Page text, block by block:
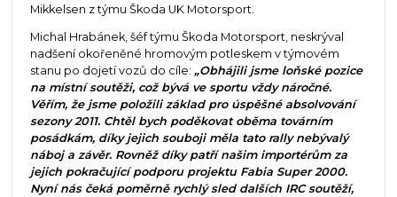
Mikkelsen z týmu Škoda UK Motorsport.
Michal Hrabánek, šéf týmu Škoda Motorsport, neskrýval
nadšení okořeněné hromovým potleskem v týmovém
stanu po dojetí vozů do cíle: „Obhájili jsme loňské pozice
na místní soutěži, což bývá ve sportu vždy náročné.
Věřím, že jsme položili základ pro úspěšné absolvování
sezony 2011. Chtěl bych poděkovat oběma továrním
posádkám, díky jejich souboji měla tato rally nebývalý
náboj a závěr. Rovněž díky patří našim importérům za
jejich pokračující podporu projektu Fabia Super 2000.
Nyní nás čeká poměrně rychlý sled dalších IRC soutěží,